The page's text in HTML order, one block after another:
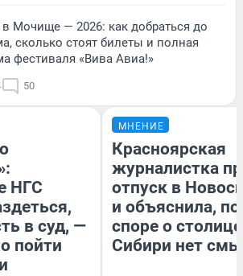
Мочище — 2026: как добраться до
сколько стоят билеты и полная
фестиваля «Вива Авиа!»
50
НГС
в суд, —
пойти
МНЕНИЕ
Красноярская
журналистка
отпуск в
и объяснила,
споре о столице
Сибири нет